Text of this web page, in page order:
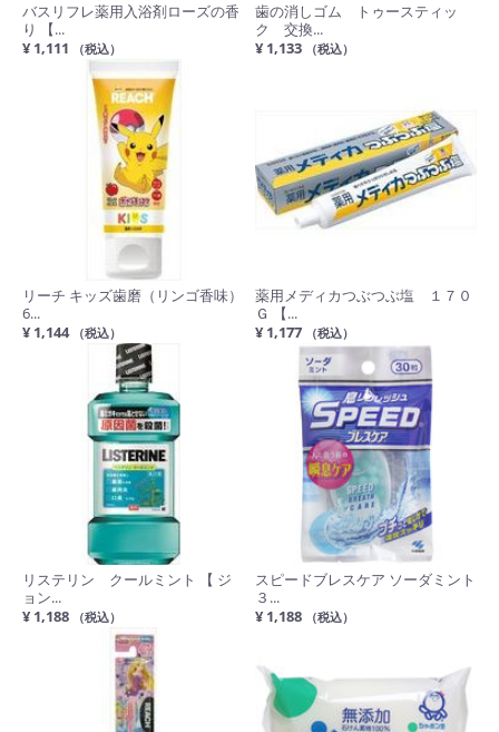
バスリフレ薬用入浴剤ローズの香
り 【...
¥ 1,111
（税込）
歯の消しゴム トゥースティッ
ク 交換...
¥ 1,133
（税込）
リーチ キッズ歯磨（リンゴ香味）
6...
¥ 1,144 （税込）
薬用メディカつぶつぶ塩 １７０
Ｇ 【...
¥ 1,177
（税込）
リステリン クールミント 【 ジ
ョン...
¥ 1,188
（税込）
スピードブレスケア ソーダミント
３...
¥ 1,188
（税込）